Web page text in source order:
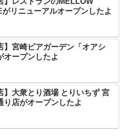
リニューアルオープンしたよ
】宮崎ビアガーデン「オアシ
オープンしたよ
】大衆とり酒場 とりいちず 宮
り店がオープンしたよ